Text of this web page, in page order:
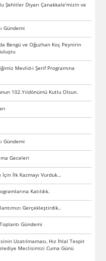
Şehitler Diyarı Çanakkale'mizin ve
Gündemi
Bengü ve Oğuzhan Koç Peynirin
Mevlid-i Şerif Programına
102.Yıldönümü Kutlu Olsun.
Gündemi
Geceleri
İçin İlk Kazmayı Vurduk…
Katıldık.
Gerçekleştirdik..
Gündemi
Uzatılmaması, Hız İhlal Tespit
Meclisimizi Cuma Günü